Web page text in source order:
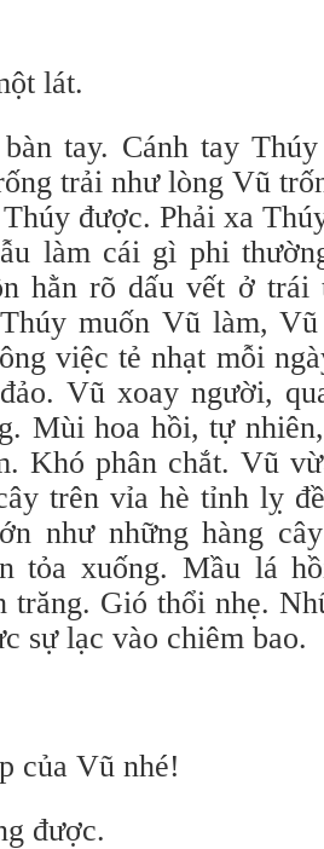
lát.
tay. Cánh tay
trải như lòng Vũ
được. Phải xa
làm cái gì phi
hằn rõ dấu vết ở
muốn Vũ làm,
việc tẻ nhạt mỗi
Vũ xoay người,
Mùi hoa hồi, tự
Khó phân chắt. Vũ
trên vỉa hè tỉnh lỵ
như những hàng
tỏa xuống. Mầu lá
trăng. Gió thổi nhẹ.
sự lạc vào chiêm bao.
của Vũ nhé!
được.